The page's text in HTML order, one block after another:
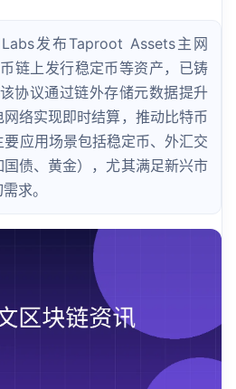
发布Taproot Assets主网
链上发行稳定币等资产，已铸
协议通过链外存储元数据提升
络实现即时结算，推动比特币
要应用场景包括稳定币、外汇交
债、黄金），尤其满足新兴市
求。